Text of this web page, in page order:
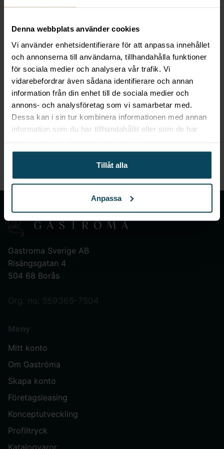
Denna webbplats använder cookies
Vi använder enhetsidentifierare för att anpassa innehållet
och annonserna till användarna, tillhandahålla funktioner
för sociala medier och analysera vår trafik. Vi
vidarebefordrar även sådana identifierare och annan
information från din enhet till de sociala medier och
annons- och analysföretag som vi samarbetar med.
Dessa kan i sin tur kombinera informationen med annan
information som du har tillhandahållit eller som de har
Tillåt alla
Anpassa
restaurangmiljö. Dessa praktiska verktygshållare
finns i en mängd olika storlekar och utformningar,
servetter och flaskor på ett smidigt sätt.
Bord caddys är utformade för att hålla dina
bordorganiserade och fria från röriga fläckar eller
pepparkar till menyhållare och servetthållare, vilket
ger en stilren och organiserad look på dina bord.
platser där kunderna behöver en smidig och
Gastroma Sverige AB
Risängsgatan 4
504 68 Borås
Org. no: 559365-7504
Meny
Mitt konto
Om Gastróma
Skapa konto
Företagsleasing
Konceptutveckling
Profiltryck